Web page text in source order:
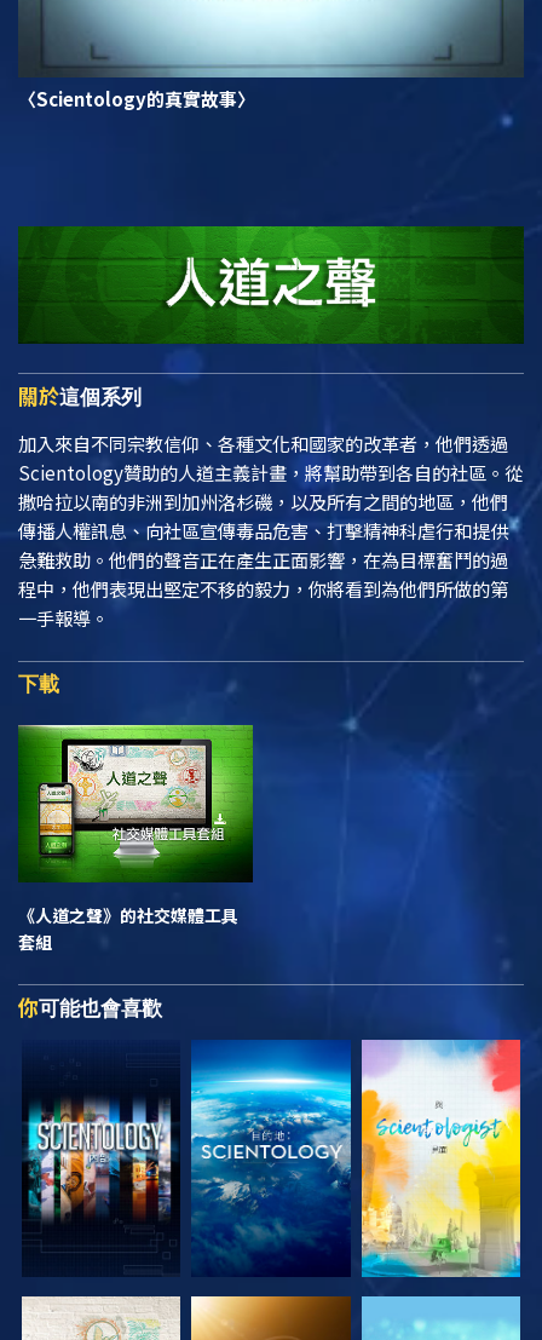
〈Scientology的真實故事〉
關於這個系列
加入來自不同宗教信仰、各種文化和國家的改革者，他們透過
Scientology贊助的人道主義計畫，將幫助帶到各自的社區。從
撒哈拉以南的非洲到加州洛杉磯，以及所有之間的地區，他們
傳播人權訊息、向社區宣傳毒品危害、打擊精神科虐行和提供
急難救助。他們的聲音正在產生正面影響，在為目標奮鬥的過
程中，他們表現出堅定不移的毅力，你將看到為他們所做的第
一手報導。
下載
《人道之聲》 的社交媒體工具
套組
你可能也會喜歡